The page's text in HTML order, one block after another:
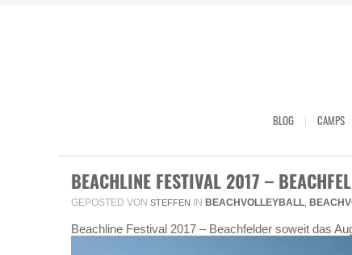
BLOG CAMPS
BEACHLINE FESTIVAL 2017 –
GEPOSTED VON STEFFEN IN BEACHVOLLEYBALL
Beachline Festival 2017 – Beachfelder soweit das